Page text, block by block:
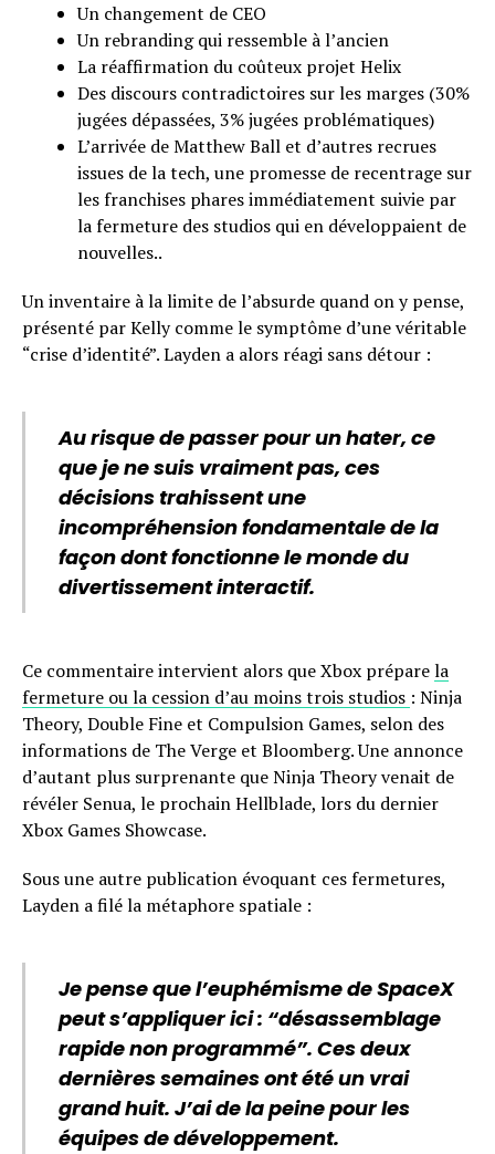
Un changement de CEO
Un rebranding qui ressemble à l’ancien
La réaffirmation du coûteux projet Helix
Des discours contradictoires sur les marges (30%
jugées dépassées, 3% jugées problématiques)
L’arrivée de Matthew Ball et d’autres recrues
issues de la tech, une promesse de recentrage sur
les franchises phares immédiatement suivie par
la fermeture des studios qui en développaient de
nouvelles..
Un inventaire à la limite de l’absurde quand on y pense,
présenté par Kelly comme le symptôme d’une véritable
“crise d’identité”. Layden a alors réagi sans détour :
Au risque de passer pour un hater, ce
que je ne suis vraiment pas, ces
décisions trahissent une
incompréhension fondamentale de la
façon dont fonctionne le monde du
divertissement interactif.
Ce commentaire intervient alors que Xbox préparela
fermeture ou la cession d’au moins trois studios : Ninja
Theory, Double Fine et Compulsion Games, selon des
informations de The Verge et Bloomberg. Une annonce
d’autant plus surprenante que Ninja Theory venait de
révéler Senua, le prochain Hellblade, lors du dernier
Xbox Games Showcase.
Sous une autre publication évoquant ces fermetures,
Layden a filé la métaphore spatiale :
Je pense que l’euphémisme de SpaceX
peut s’appliquer ici : “désassemblage
rapide non programmé”. Ces deux
dernières semaines ont été un vrai
grand huit. J’ai de la peine pour les
équipes de développement.